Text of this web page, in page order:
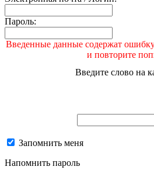
Пароль:
Введенные данные содержат
и повторите
Введите слово на
Запомнить меня
Напомнить пароль